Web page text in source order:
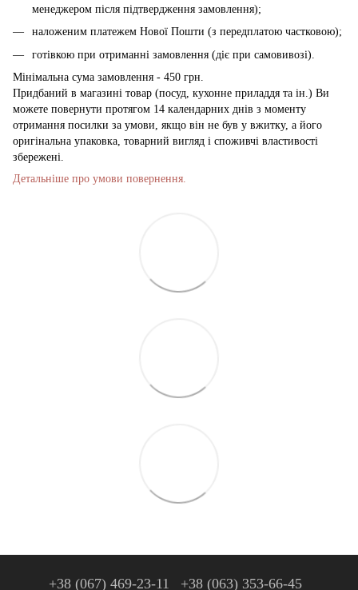
менеджером після підтвердження замовлення);
наложеним платежем Нової Пошти (з передплатою частковою);
готівкою при отриманні замовлення (діє при самовивозі).
Мінімальна сума замовлення - 450 грн.
Придбаний в магазині товар (посуд, кухонне приладдя та ін.) Ви
можете повернути протягом 14 календарних днів з моменту
отримання посилки за умови, якщо він не був у вжитку, а його
оригінальна упаковка, товарний вигляд і споживчі властивості
збережені.
Детальніше про умови повернення.
+38 (067) 469-23-11 +38 (063) 353-66-45